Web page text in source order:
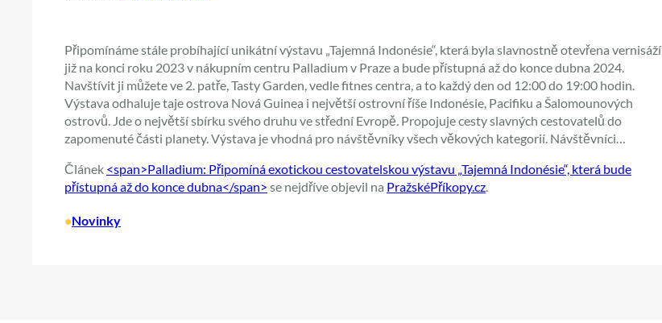
Připomínáme stále probíhající unikátní výstavu „Tajemná Indonésie“, která byla slavnostně otevřena vernisáží
již na konci roku 2023 v nákupním centru Palladium v Praze a bude přístupná až do konce dubna 2024.
Navštívit ji můžete ve 2. patře, Tasty Garden, vedle fitnes centra, a to každý den od 12:00 do 19:00 hodin.
Výstava odhaluje taje ostrova Nová Guinea i největší ostrovní říše Indonésie, Pacifiku a Šalomounových
ostrovů. Jde o největší sbírku svého druhu ve střední Evropě. Propojuje cesty slavných cestovatelů do
zapomenuté části planety. Výstava je vhodná pro návštěvníky všech věkových kategorií. Návštěvníci…
Článek <span>Palladium: Připomíná exotickou cestovatelskou výstavu „Tajemná Indonésie“, která bude
přístupná až do konce dubna</span> se nejdříve objevil na PražskéPříkopy.cz
•Novinky